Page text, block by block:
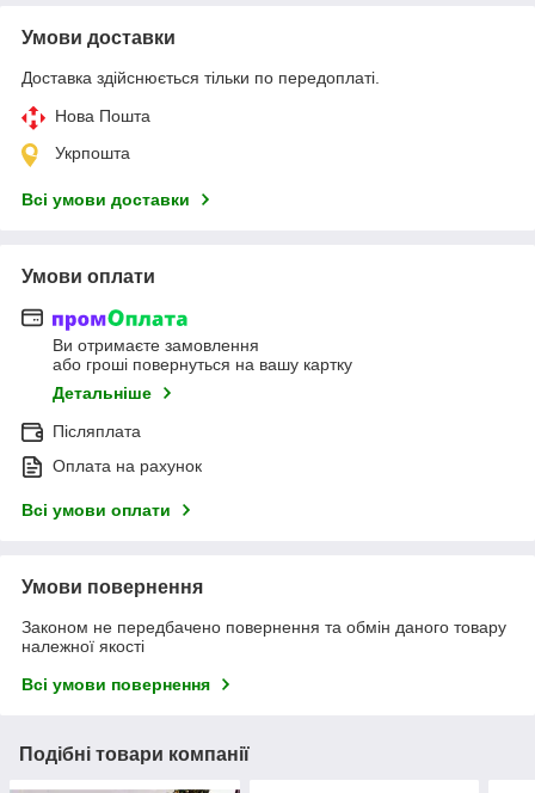
Умови доставки
Доставка здійснюється тільки по передоплаті.
Нова Пошта
Укрпошта
Всі умови доставки
Умови оплати
Ви отримаєте замовлення
або гроші повернуться на вашу картку
Детальніше
Післяплата
Оплата на рахунок
Всі умови оплати
Умови повернення
Законом не передбачено повернення та обмін даного товару
належної якості
Всі умови повернення
Подібні товари компанії